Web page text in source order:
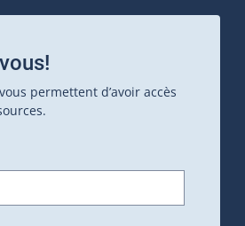
permettent d’avoir accès